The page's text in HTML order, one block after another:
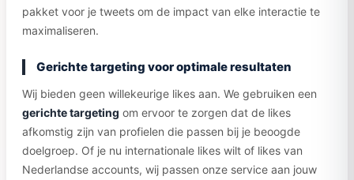
pakket voor je tweets om de impact van elke interactie te
maximaliseren.
Gerichte targeting voor optimale resultaten
Wij bieden geen willekeurige likes aan. We gebruiken een
gerichte targeting om ervoor te zorgen dat de likes
afkomstig zijn van profielen die passen bij je beoogde
doelgroep. Of je nu internationale likes wilt of likes van
Nederlandse accounts, wij passen onze service aan jouw